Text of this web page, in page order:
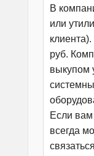
В
или
руб.
выкупом
Если вам
всегда